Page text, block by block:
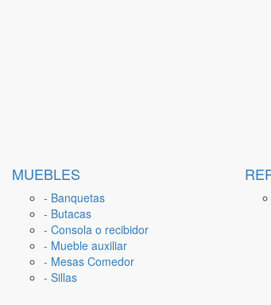
MUEBLES
- Banquetas
- Butacas
- Consola o recibidor
- Mueble auxiliar
- Mesas Comedor
- Sillas